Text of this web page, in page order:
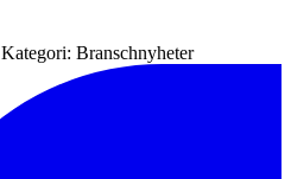
Kategori: Branschnyheter